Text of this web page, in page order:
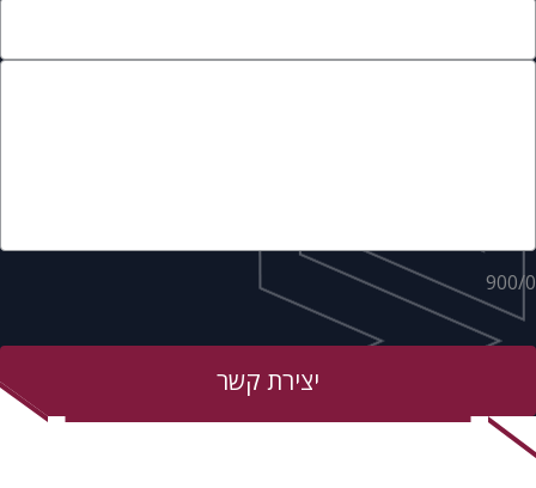
0
/
900
יצירת קשר